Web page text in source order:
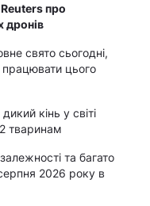
про
дронів
свято сьогодні,
цього
кінь у світі
тваринам
та багато
2026 року в